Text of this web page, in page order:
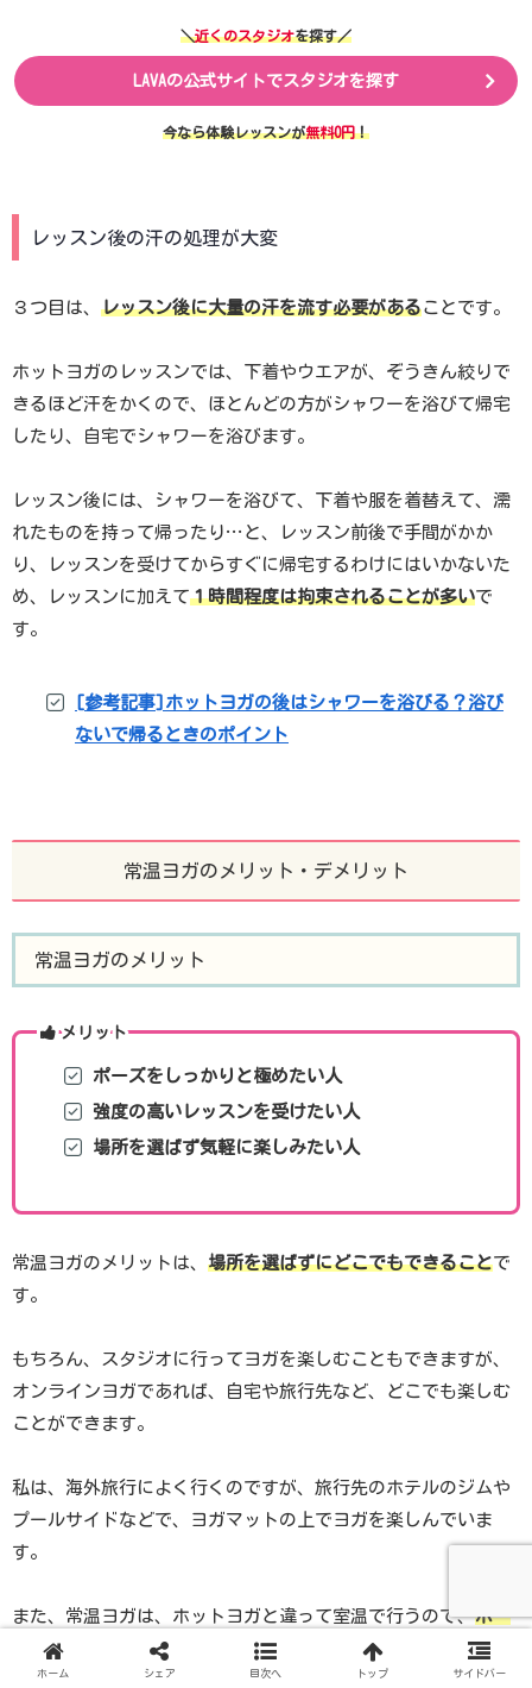
＼近くのスタジオを探す／
LAVAの公式サイトでスタジオを探す
今なら体験レッスンが無料0円！
レッスン後の汗の処理が大変
３つ目は、 レッスン後に大量の汗を流す必要があることです。
ホットヨガのレッスンでは、下着やウエアが、ぞうきん絞りで
きるほど汗をかくので、ほとんどの方がシャワーを浴びて帰宅
したり、自宅でシャワーを浴びます。
レッスン後には、シャワーを浴びて、下着や服を着替えて、濡
れたものを持って帰ったり…と、レッスン前後で手間がかか
り、レッスンを受けてからすぐに帰宅するわけにはいかないた
め、レッスンに加えて１時間程度は拘束されることが多いで
す。
[参考記事]ホットヨガの後はシャワーを浴びる？浴び
ないで帰るときのポイント
常温ヨガのメリット・デメリット
常温ヨガのメリット
メリット
ポーズをしっかりと極めたい人
強度の高いレッスンを受けたい人
場所を選ばず気軽に楽しみたい人
常温ヨガのメリットは、 場所を選ばずにどこでもできることで
す。
もちろん、スタジオに行ってヨガを楽しむこともできますが、
オンラインヨガであれば、自宅や旅行先など、どこでも楽しむ
ことができます。
私は、海外旅行によく行くのですが、旅行先のホテルのジムや
プールサイドなどで、ヨガマットの上でヨガを楽しんでいま
す。
また、常温ヨガは、ホットヨガと違って室温で行うので、ポー
ズをじっくりと取ったり極めることができるため、ヨガをしっ
かりと楽しみながら、インナーマッスルを鍛えられます。
ホーム シェア 目次へ トップ サイドバー